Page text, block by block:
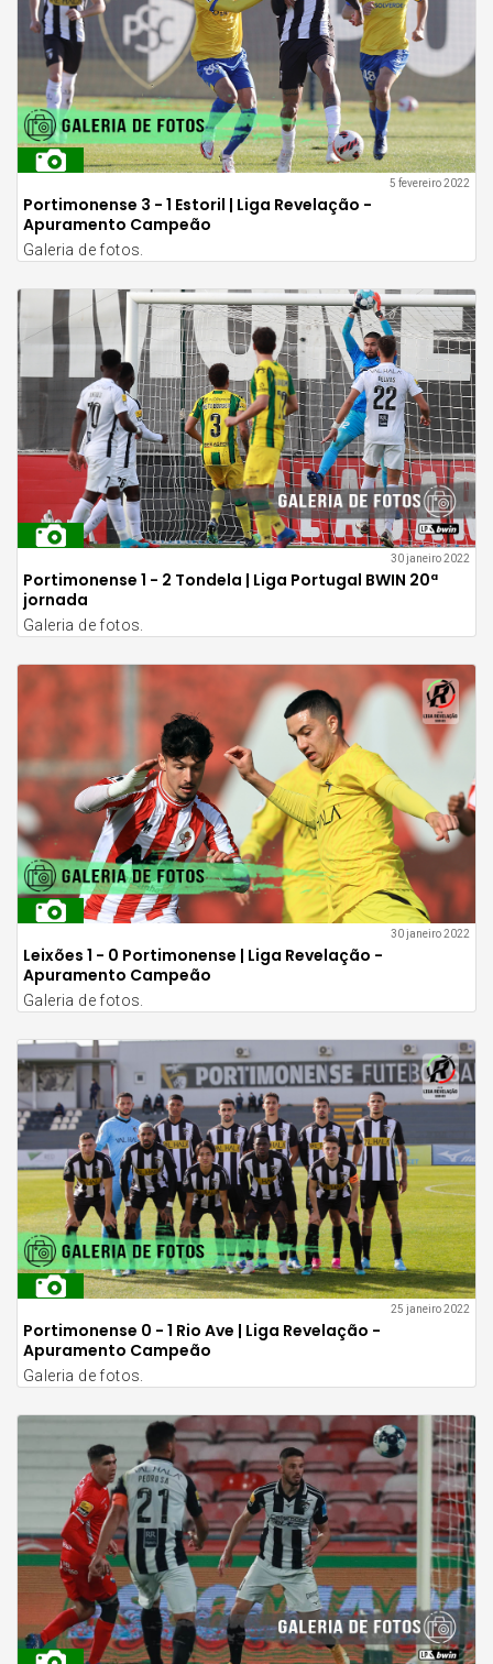
5 fevereiro 2022
Portimonense 3 - 1 Estoril | Liga Revelação -
Apuramento Campeão
Galeria de fotos.
30 janeiro 2022
Portimonense 1 - 2 Tondela | Liga Portugal BWIN 20ª
jornada
Galeria de fotos.
30 janeiro 2022
Leixões 1 - 0 Portimonense | Liga Revelação -
Apuramento Campeão
Galeria de fotos.
25 janeiro 2022
Portimonense 0 - 1 Rio Ave | Liga Revelação -
Apuramento Campeão
Galeria de fotos.